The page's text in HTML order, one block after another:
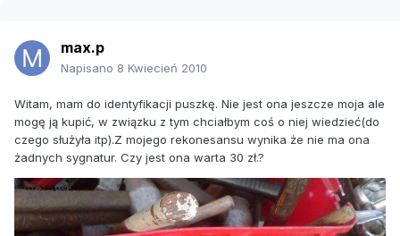
max.p
Napisano 8 Kwiecień 2010
Witam, mam do identyfikacji puszkę. Nie jest ona jeszcze moja ale
mogę ją kupić, w związku z tym chciałbym coś o niej wiedzieć(do
czego służyła itp).Z mojego rekonesansu wynika że nie ma ona
żadnych sygnatur. Czy jest ona warta 30 zł.?